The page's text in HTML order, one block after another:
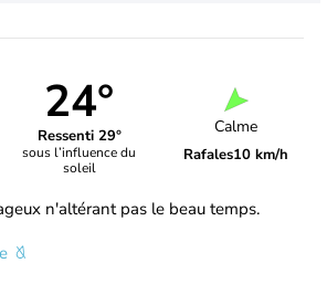
24°
Ressenti 29°
sous l’influence du
soleil
Calme
Rafales10 km/h
n'altérant pas le beau temps.